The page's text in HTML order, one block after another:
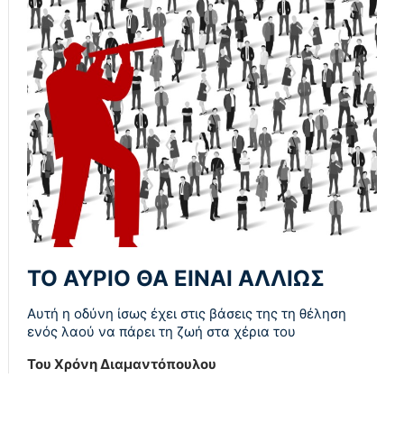
ΤΟ ΑΥΡΙΟ ΘΑ ΕΙΝΑΙ ΑΛΛΙΩΣ
Αυτή η οδύνη ίσως έχει στις βάσεις της τη θέληση
ενός λαού να πάρει τη ζωή στα χέρια του
Του Χρόνη Διαμαντόπουλου